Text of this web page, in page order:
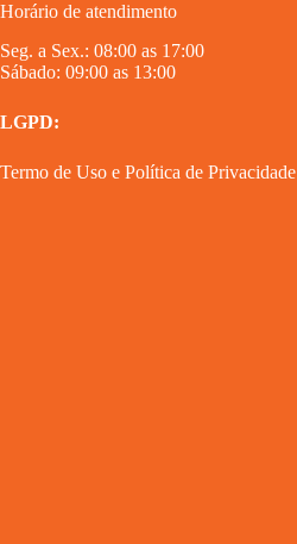
Horário de atendimento
Seg. a Sex.: 08:00 as 17:00
Sábado: 09:00 as 13:00
LGPD:
Termo de Uso e Política de Privacidade